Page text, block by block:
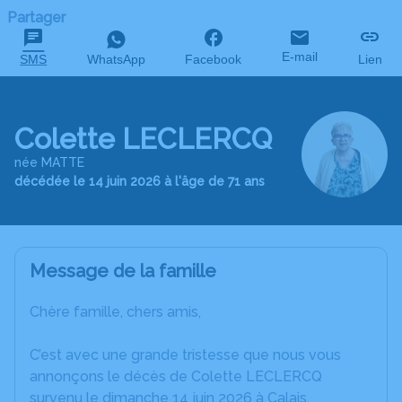
Partager
SMS WhatsApp Facebook E-mail Lien
Colette LECLERCQ
née MATTE
décédée le 14 juin 2026 à l'âge de 71 ans
Message de la famille
Chère famille, chers amis,
C’est avec une grande tristesse que nous vous
annonçons le décès de Colette LECLERCQ
survenu le dimanche 14 juin 2026 à Calais.